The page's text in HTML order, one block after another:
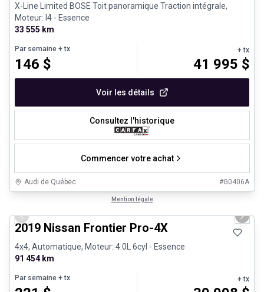
X-Line Limited BOSE Toit panoramique Traction intégrale,
Moteur: I4 - Essence
33 555 km
Par semaine + tx
146 $
+ tx
41 995 $
Voir les détails
Consultez l'historique
Commencer votre achat
Audi de Québec #G0406A
Mention légale
Véhicules d'occasion certifiés
Previous slide Next
2019 Nissan Frontier Pro-4X
4x4, Automatique, Moteur: 4.0L 6cyl - Essence
91 454 km
Par semaine + tx + tx